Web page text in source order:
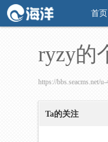
首页
ryzy的
https://bbs.seacms.net/
Ta的关注